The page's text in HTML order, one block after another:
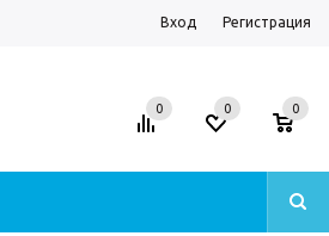
Вход Регистрация
0 0 0